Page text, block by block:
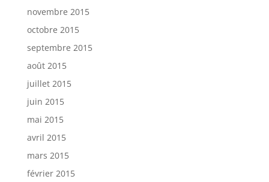
novembre 2015
octobre 2015
septembre 2015
août 2015
juillet 2015
juin 2015
mai 2015
avril 2015
mars 2015
février 2015